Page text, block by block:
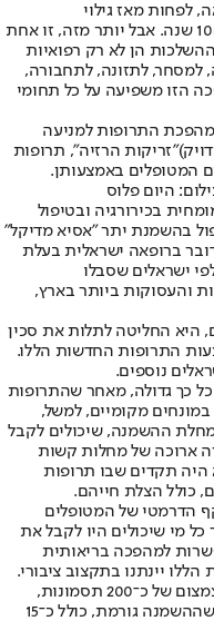
לפחות מאז גילוי
האנטיביוטיקה שמרפאת זיהומים לפני כ־100 שנה. אבל יותר מזה, זו אחת
הן לא רק רפואיות
למסחר, לתזונה, לתחבורה,
הזו משפיעה על כל תחומי
התרופות למניעה
"זריקות הרזיה", תרופות
היום פלוס
בכירורגיה ובטיפול
בהשמנת יתר "אסיא מדיקל"
ברופאה ישראלית בעלת
ישראלים שסבלו
והעסוקות ביותר בארץ,
היא החליטה לתלות את סכין
התרופות החדשות הללו.
כך גדולה, מאחר שהתרופות
מקומיים, למשל,
ממחלת ההשמנה, שיכולים לקבל
ארוכה של מחלות קשות
תקדים שבו תרופות
כולל הצלת חייהם.
הדרמטי של המטופלים
כל מי שיכולים היו לקבל את
למהפכה בריאותית
יינתנו בתקצוב ציבורי.
בעולם כולו משמעות הדבר היא מניעה או צמצום של כ־200 תסמונות,
סיבוכים רפואיים ומחלות קשות וקטלניות שההשמנה גורמת, כולל כ־15